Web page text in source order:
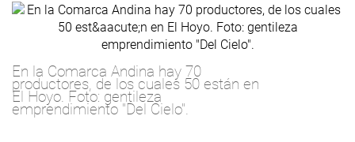
En la Comarca Andina hay 70
productores, de los cuales 50 están en
El Hoyo. Foto: gentileza
emprendimiento "Del Cielo".